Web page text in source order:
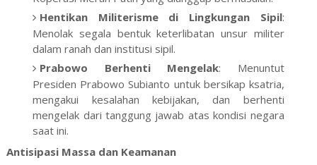
Hentikan Militerisme di Lingkungan Sipil:
Menolak segala bentuk keterlibatan unsur militer
dalam ranah dan institusi sipil.
Prabowo Berhenti Mengelak: Menuntut
Presiden Prabowo Subianto untuk bersikap ksatria,
mengakui kesalahan kebijakan, dan berhenti
mengelak dari tanggung jawab atas kondisi negara
saat ini.
Antisipasi Massa dan Keamanan